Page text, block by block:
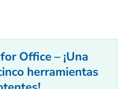
Office – ¡Una
herramientas